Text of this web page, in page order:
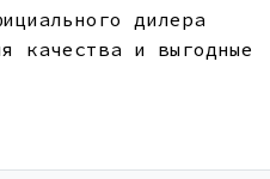
дилера
качества и выгодные